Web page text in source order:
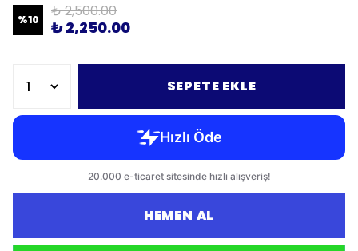
%10 ₺ 2,500.00
₺ 2,250.00
SEPETE EKLE
HEMEN AL